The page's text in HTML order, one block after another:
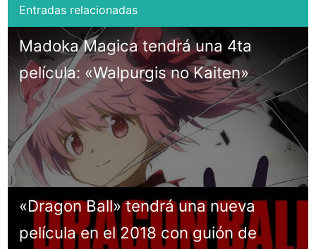
Madoka Magica tendrá una 4ta
película: «Walpurgis no Kaiten»
«Dragon Ball» tendrá una nueva
película en el 2018 con guión de